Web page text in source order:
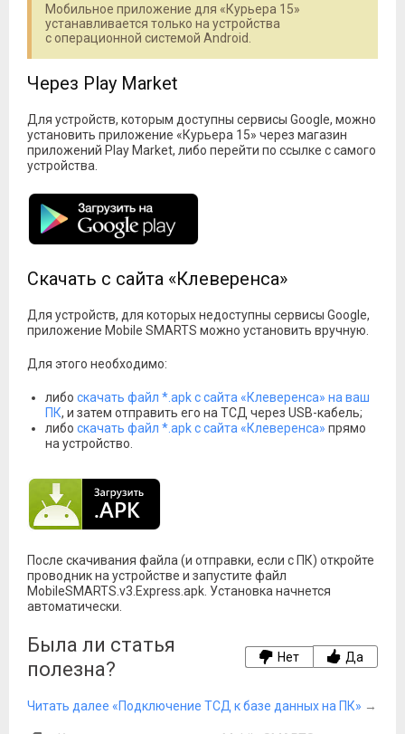
Мобильное приложение для «Курьера 15»
устанавливается только на устройства
с операционной системой Android.
Через Play Market
Для устройств, которым доступны сервисы Google, можно
установить приложение «Курьера 15» через магазин
приложений Play Market, либо перейти по ссылке с самого
устройства.
Скачать с сайта «Клеверенса»
Для устройств, для которых недоступны сервисы Google,
приложение Mobile SMARTS можно установить вручную.
Для этого необходимо:
либо скачать файл *.apk с сайта «Клеверенса» на ваш
ПК, и затем отправить его на ТСД через USB-кабель;
либо скачать файл *.apk с сайта «Клеверенса» прямо
на устройство.
После скачивания файла (и отправки, если с ПК) откройте
проводник на устройстве и запустите файл
MobileSMARTS.v3.Express.apk. Установка начнется
автоматически.
Была ли статья
полезна?
Нет Да
Читать далее «Подключение ТСД к базе данных на ПК» →